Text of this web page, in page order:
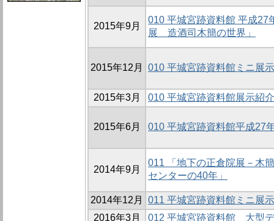
2015年9月
010 平城宮跡資料館 平成27
展 造酒司木簡の世界」
2015年12月 010 平城宮跡資料館ミニ展
2015年3月 010 平城宮跡資料館展示紹
2015年6月 010 平城宮跡資料館平成27
2014年9月
011 「地下の正倉院展－木
センターの40年」
2014年12月
011 平城宮跡資料館ミニ展
2016年3月
012 平城宮跡資料館 大型